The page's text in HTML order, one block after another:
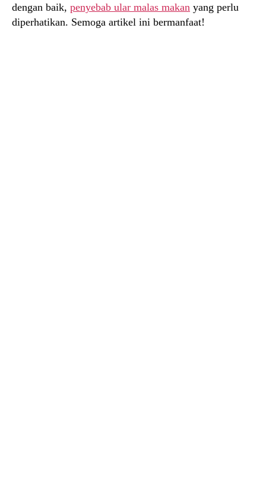
dengan baik, penyebab ular malas makan yang perlu
diperhatikan. Semoga artikel ini bermanfaat!